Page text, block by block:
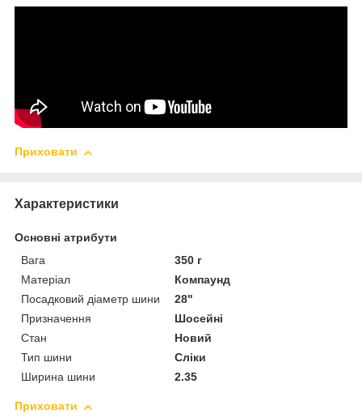
Приховати
Характеристики
Основні атрибути
Вага
350 г
Матеріал
Компаунд
Посадковий діаметр шини
28"
Призначення
Шосейні
Стан
Новий
Тип шини
Сліки
Ширина шини
2.35
Приховати